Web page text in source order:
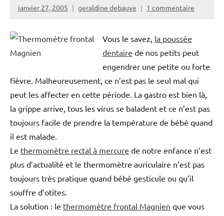
janvier 27, 2005 geraldine debauve 1 commentaire
Vous le savez, la poussée
dentaire de nos petits peut
engendrer une petite ou forte
fièvre. Malheureusement, ce n’est pas le seul mal qui
peut les affecter en cette période. La gastro est bien là,
la grippe arrive, tous les virus se baladent et ce n’est pas
toujours facile de prendre la température de bébé quand
il est malade.
Le thermomètre rectal à mercure de notre enfance n’est
plus d’actualité et le thermomètre auriculaire n’est pas
toujours très pratique quand bébé gesticule ou qu’il
souffre d’otites.
La solution : le thermomètre frontal Magnien que vous